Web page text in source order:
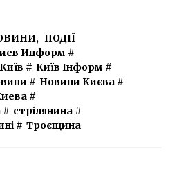
, ПОДІЇ
Информ #
Київ # Київ Інформ #
# Новини Києва#
#
# стрілянина#
# Троєщина